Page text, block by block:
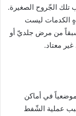
تلك الجّروح الصغيرة.
الكدمات ليست
من مرض جلديّ أو
معتاد.
في أماكن
عملية الشّفط